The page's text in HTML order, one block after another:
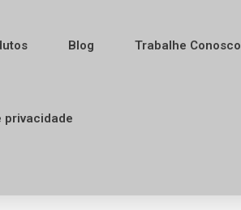
Blog Trabalhe Conosco
privacidade